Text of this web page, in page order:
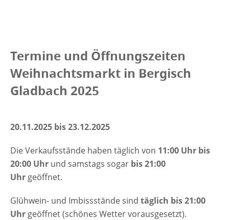
Termine und Öffnungszeiten
Weihnachtsmarkt in Bergisch
Gladbach 2025
20.11.2025 bis 23.12.2025
Die Verkaufsstände haben täglich von 11:00 Uhr bis
20:00 Uhr und samstags sogar bis 21:00
Uhr geöffnet.
Glühwein- und Imbissstände sind täglich bis 21:00
Uhr geöffnet (schönes Wetter vorausgesetzt).